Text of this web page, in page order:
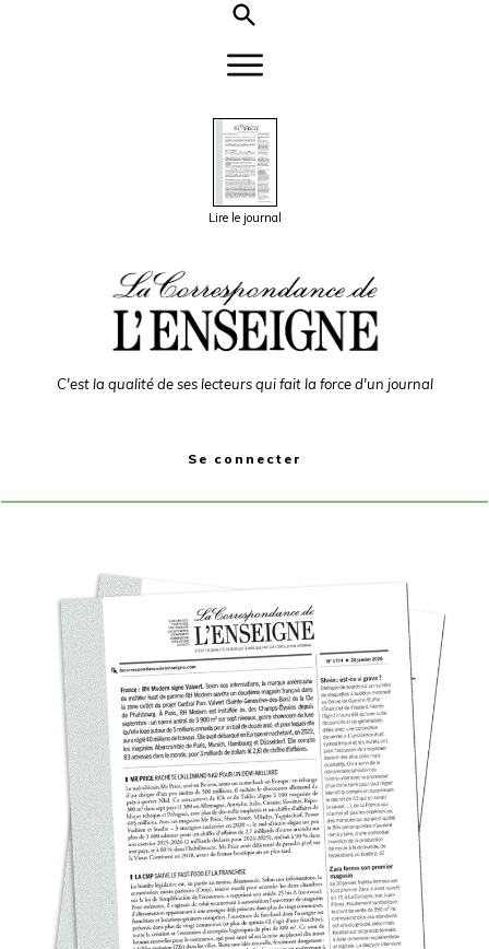
Lire le journal
C'est la qualité de ses lecteurs qui fait la force d'un journal
Se connecter